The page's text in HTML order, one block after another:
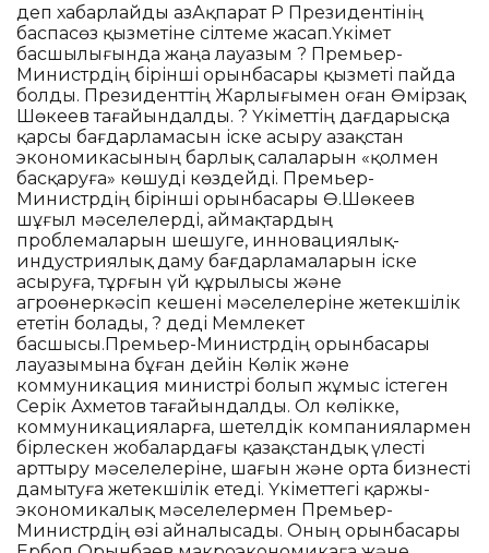
деп хабарлайды ҚазАқпарат ҚР Президентінің
баспасөз қызметіне сілтеме жасап.Үкімет
басшылығында жаңа лауазым ? Премьер-
Министрдің бірінші орынбасары қызметі пайда
болды. Президенттің Жарлығымен оған Өмірзақ
Шөкеев тағайындалды. ? Үкіметтің дағдарысқа
қарсы бағдарламасын іске асыру Қазақстан
экономикасының барлық салаларын «қолмен
басқаруға» көшуді көздейді. Премьер-
Министрдің бірінші орынбасары Ө.Шөкеев
шұғыл мәселелерді, аймақтардың
проблемаларын шешуге, инновациялық-
индустриялық даму бағдарламаларын іске
асыруға, тұрғын үй құрылысы және
агроөнеркәсіп кешені мәселелеріне жетекшілік
ететін болады, ? деді Мемлекет
басшысы.Премьер-Министрдің орынбасары
лауазымына бұған дейін Көлік және
коммуникация министрі болып жұмыс істеген
Серік Ахметов тағайындалды. Ол көлікке,
коммуникацияларға, шетелдік компаниялармен
бірлескен жобалардағы қазақстандық үлесті
арттыру мәселелеріне, шағын және орта бизнесті
дамытуға жетекшілік етеді. Үкіметтегі қаржы-
экономикалық мәселелермен Премьер-
Министрдің өзі айналысады. Оның орынбасары